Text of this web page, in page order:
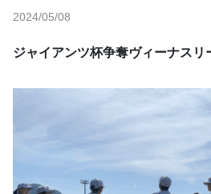
2024/05/08
ジャイアンツ杯争奪ヴィーナスリ